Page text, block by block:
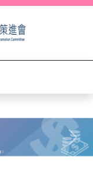
Next